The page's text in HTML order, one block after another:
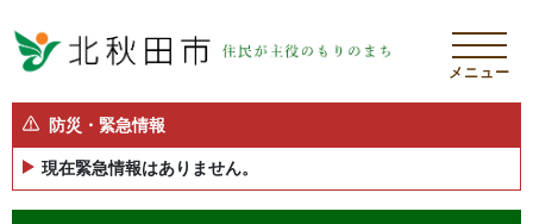
メニュー
防災・緊急情報
現在緊急情報はありません。